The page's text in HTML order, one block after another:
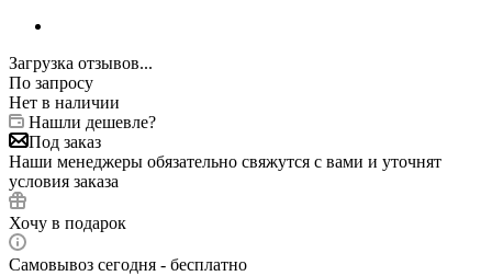
Загрузка отзывов...
По запросу
Нет в наличии
Нашли дешевле?
Под заказ
Наши менеджеры обязательно свяжутся с вами и уточнят
условия заказа
Хочу в подарок
Самовывоз сегодня - бесплатно